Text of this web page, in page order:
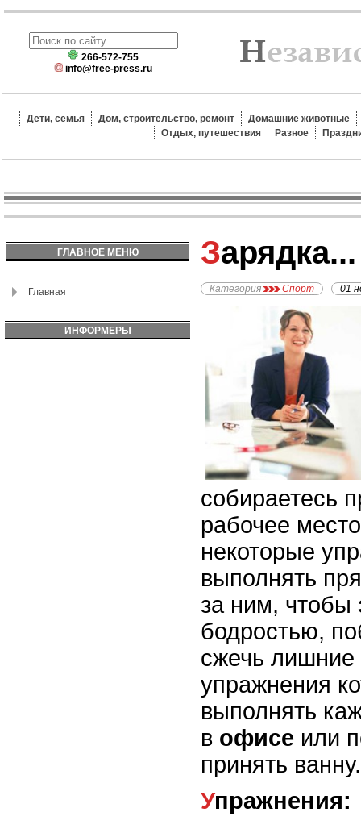
266-572-755
info@free-press.ru
Дети, семья Дом, строительство, ремонт
Домашние животные
Отдых, путешествия
Разное
ГЛАВНОЕ МЕНЮ
Главная
ИНФОРМЕРЫ
Категория Спорт 01
собираетесь
рабочее
некоторые
выполнять
за ним, чтобы
бодростью,
сжечь лишние
упражнения
выполнять
в офисе или
принять ванну.
Упражнения: